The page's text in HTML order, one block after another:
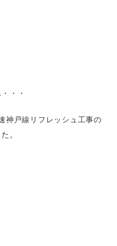
・・
神戸線リフレッシュ工事の
。